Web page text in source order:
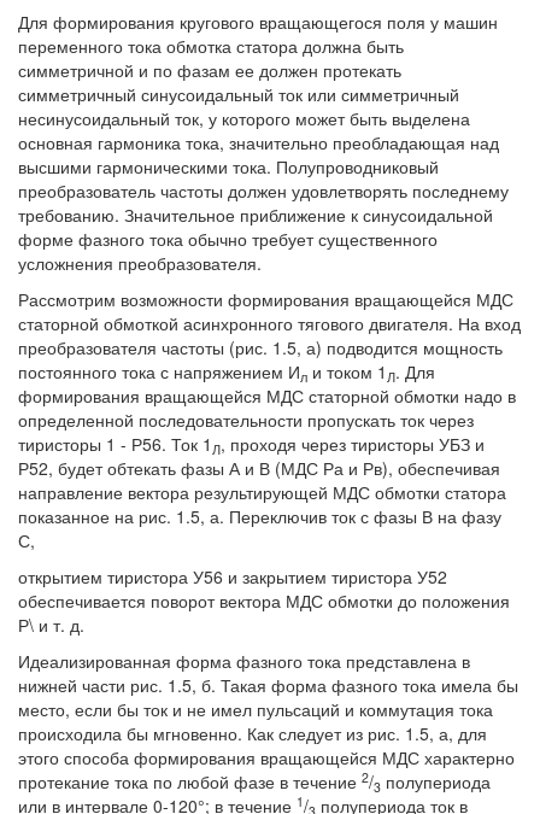
Для формирования кругового вращающегося поля у машин
переменного тока обмотка статора должна быть
симметричной и по фазам ее должен протекать
симметричный синусоидальный ток или симметричный
несинусоидальный ток, у которого может быть выделена
основная гармоника тока, значительно преобладающая над
высшими гармоническими тока. Полупроводниковый
преобразователь частоты должен удовлетворять последнему
требованию. Значительное приближение к синусоидальной
форме фазного тока обычно требует существенного
усложнения преобразователя.
Рассмотрим возможности формирования вращающейся МДС
статорной обмоткой асинхронного тягового двигателя. На вход
преобразователя частоты (рис. 1.5, а) подводится мощность
постоянного тока с напряжением Ил и током 1 Л. Для
формирования вращающейся МДС статорной обмотки надо в
определенной последовательности пропускать ток через
тиристоры 1 - Р56. Ток 1 Л, проходя через тиристоры УБЗ и
Р52, будет обтекать фазы А и В (МДС Ра и Рв), обеспечивая
направление вектора результирующей МДС обмотки статора
показанное на рис. 1.5, а. Переключив ток с фазы В на фазу
С,
открытием тиристора У56 и закрытием тиристора У52
обеспечивается поворот вектора МДС обмотки до положения
Р\ и т. д.
Идеализированная форма фазного тока представлена в
нижней части рис. 1.5, б. Такая форма фазного тока имела бы
место, если бы ток и не имел пульсаций и коммутация тока
происходила бы мгновенно. Как следует из рис. 1.5, а, для
этого способа формирования вращающейся МДС характерно
протекание тока по любой фазе в течение 2/3 полупериода
или в интервале 0-120°; в течение 1/ полупериода ток в